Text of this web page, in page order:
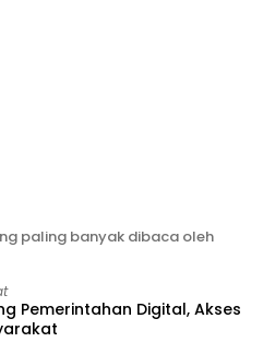
paling banyak dibaca oleh
Pemerintahan Digital, Akses